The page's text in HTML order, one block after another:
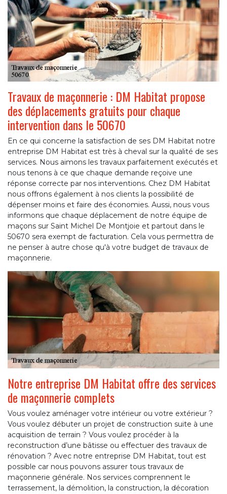
Travaux de maçonnerie : DM Habitat propose
des déplacements gratuits pour chaque
intervention dans le 50670
En ce qui concerne la satisfaction de ses DM Habitat notre
entreprise DM Habitat est très à cheval sur la qualité de ses
services. Nous aimons les travaux parfaitement exécutés et
nous tenons à ce que chaque demande reçoive une
réponse correcte par nos interventions. Chez DM Habitat
nous offrons également à nos clients la possibilité de
dépenser moins et faire des économies. Aussi, nous vous
informons que chaque déplacement de notre équipe de
maçons sur Saint Michel De Montjoie et partout dans le
50670 sera exempt de facturation. Cela vous permettra de
ne penser à autre chose qu'à votre budget de travaux de
maçonnerie.
Notre entreprise DM Habitat offre des services
de maçonnerie complets
Vous voulez aménager votre intérieur ou votre extérieur ?
Vous voulez débuter un projet de construction suite à une
acquisition de terrain ? Vous voulez procéder à la
reconstruction d’une bâtisse ou effectuer des travaux de
rénovation ? Avec notre entreprise DM Habitat, tout est
possible car nous pouvons assurer tous travaux de
maçonnerie générale. Nos services comprennent le
terrassement, la démolition, la construction, la décoration